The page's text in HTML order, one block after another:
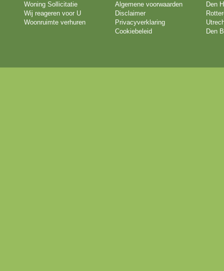
Woning Sollicitatie
Wij reageren voor U
Woonruimte verhuren
Algemene voorwaarden
Disclaimer
Privacyverklaring
Cookiebeleid
Den
Den